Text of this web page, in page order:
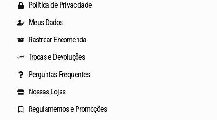
Política de Privacidade
Meus Dados
Rastrear Encomenda
Trocas e Devoluções
Perguntas Frequentes
Nossas Lojas
Regulamentos e Promoções